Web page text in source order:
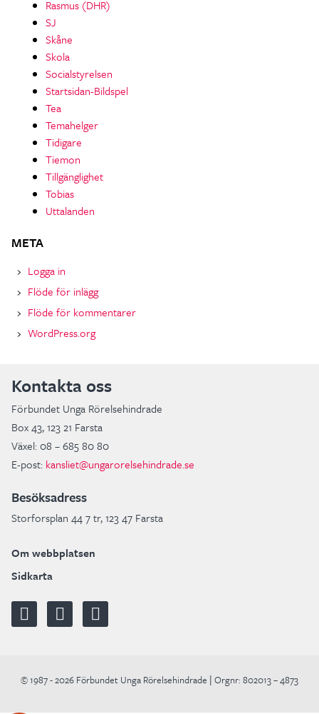
Rasmus (DHR)
SJ
Skåne
Skola
Socialstyrelsen
Startsidan-Bildspel
Tea
Temahelger
Tidigare
Tiemon
Tillgänglighet
Tobias
Uttalanden
META
Logga in
Flöde för inlägg
Flöde för kommentarer
WordPress.org
Kontakta oss
Förbundet Unga Rörelsehindrade
Box 43, 123 21 Farsta
Växel: 08 – 685 80 80
E-post: kansliet@ungarorelsehindrade.se
Besöksadress
Storforsplan 44 7 tr, 123 47 Farsta
Om webbplatsen
Sidkarta
© 1987 - 2026 Förbundet Unga Rörelsehindrade | Orgnr: 802013 – 4873